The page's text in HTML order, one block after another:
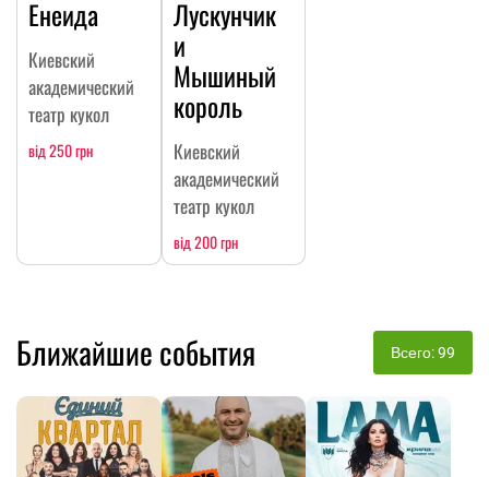
Енеида
Киевский
академический
театр кукол
від 250 грн
Лускунчик
и
Мышиный
король
Киевский
академический
театр кукол
від 200 грн
Ближайшие события Всего: 99